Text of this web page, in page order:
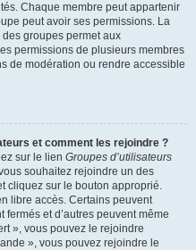
Chaque membre peut appartenir
peut avoir ses permissions. La
groupes permet aux
permissions de plusieurs membres
de modération ou rendre accessible
et comment les rejoindre ?
sur le lien Groupes d’utilisateurs
souhaitez rejoindre un des
cliquez sur le bouton approprié.
libre accès. Certains peuvent
et d’autres peuvent même
», vous pouvez le rejoindre
», vous pouvez rejoindre le